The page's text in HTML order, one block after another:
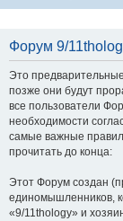
Форум 9/
Это
позже они будут
все пользователи
необходимости
самые важные
прочитать до конца:
Этот Форум создан
единомышленников,
«9/11thology» и